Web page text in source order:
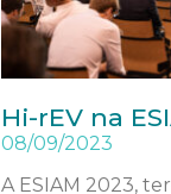
Hi-rEV na
08/09/2023
A ESIAM 2023,